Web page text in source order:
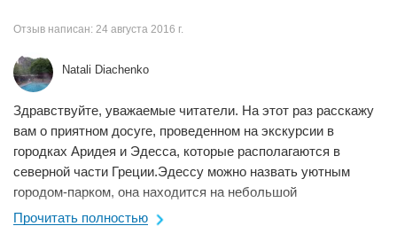
Отзыв написан: 24 августа 2016 г.
Natali Diachenko
Здравствуйте, уважаемые читатели. На этот раз расскажу
вам о приятном досуге, проведенном на экскурсии в
городках Аридея и Эдесса, которые располагаются в
северной части Греции.Эдессу можно назвать уютным
городом-парком, она находится на небольшой
возвышенности. Тут повсюду многовековые платаны, ...
Прочитать полностью